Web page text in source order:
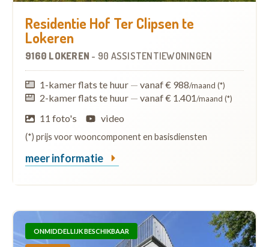
Residentie Hof Ter Clipsen te
Lokeren
9160 LOKEREN - 90 ASSISTENTIEWONINGEN
1-kamer flats te huur — vanaf € 988/maand (*)
2-kamer flats te huur — vanaf € 1.401/maand (*)
11 foto's video
(*) prijs voor wooncomponent en basisdiensten
meer informatie
ONMIDDELLIJK BESCHIKBAAR